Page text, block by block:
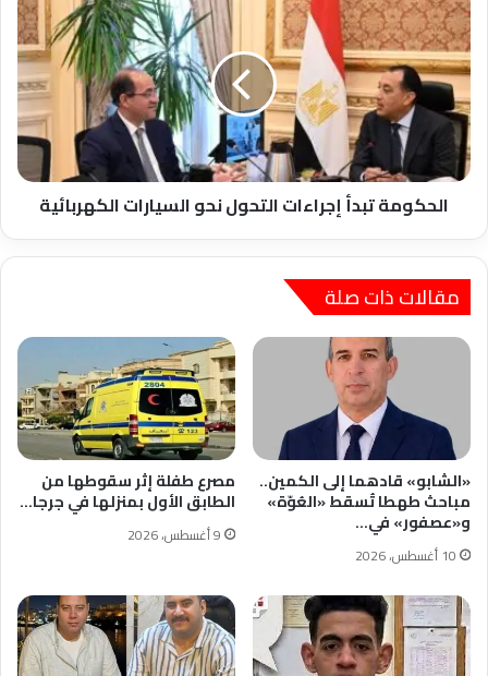
تبدأ
إجراءات
التحول
نحو
السيارات
الكهربائية
الحكومة تبدأ إجراءات التحول نحو السيارات الكهربائية
مقالات ذات صلة
«الشابو» قادهما إلى الكمين..
مباحث طهطا تُسقط «العُوّة»
و«عصفور» في…
10 أغسطس، 2026
مصرع طفلة إثر سقوطها من
الطابق الأول بمنزلها في جرجا…
9 أغسطس، 2026